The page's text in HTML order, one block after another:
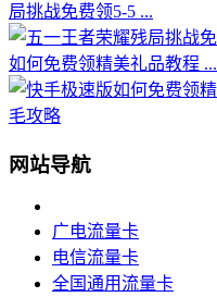
局挑战免费领5-5 ...
如何免费领精美礼品教程 ...
网站导航
广电流量卡
电信流量卡
全国通用流量卡